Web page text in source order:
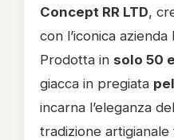
Concept RR LTD,
con l’iconica azienda
Prodotta in solo 50
giacca in pregiata
incarna l’eleganza
tradizione artigianale